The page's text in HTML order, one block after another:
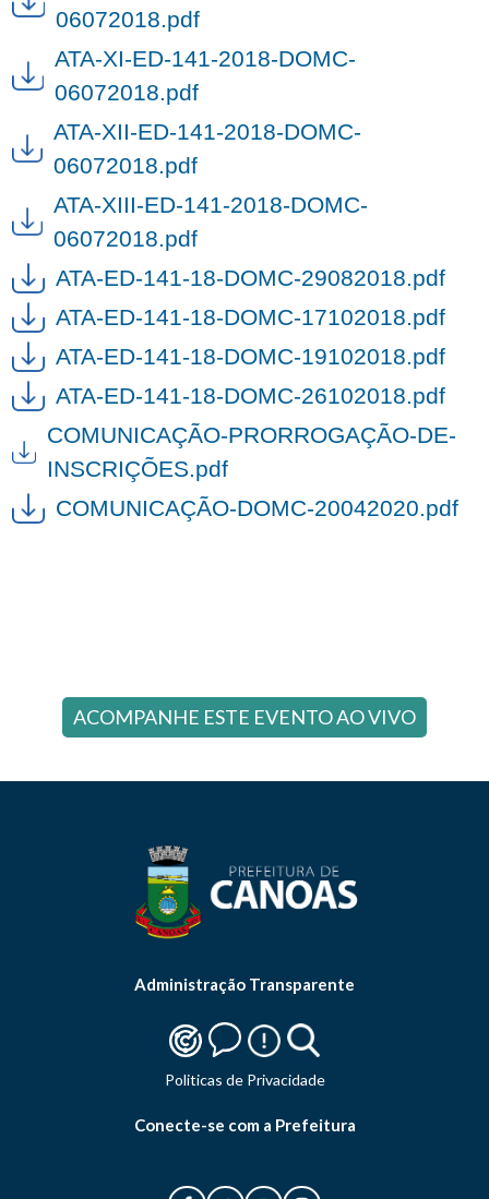
06072018.pdf
ATA-XI-ED-141-2018-DOMC-
06072018.pdf
ATA-XII-ED-141-2018-DOMC-
06072018.pdf
ATA-XIII-ED-141-2018-DOMC-
06072018.pdf
ATA-ED-141-18-DOMC-29082018.pdf
ATA-ED-141-18-DOMC-17102018.pdf
ATA-ED-141-18-DOMC-19102018.pdf
ATA-ED-141-18-DOMC-26102018.pdf
COMUNICAÇÃO-PRORROGAÇÃO-DE-
INSCRIÇÕES.pdf
COMUNICAÇÃO-DOMC-20042020.pdf
ACOMPANHE ESTE EVENTO AO VIVO
Administração Transparente
Politicas de Privacidade
Conecte-se com a Prefeitura